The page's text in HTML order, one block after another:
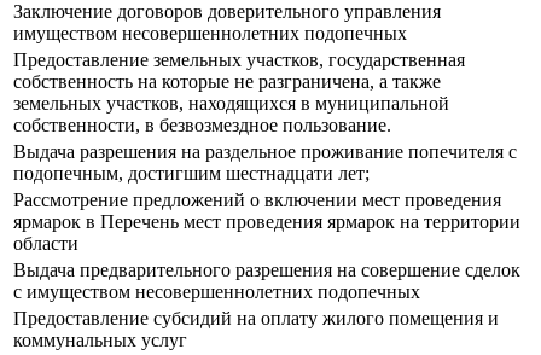
Заключение договоров доверительного управления
имуществом несовершеннолетних подопечных
Предоставление земельных участков, государственная
собственность на которые не разграничена, а также
земельных участков, находящихся в муниципальной
собственности, в безвозмездное пользование.
Выдача разрешения на раздельное проживание попечителя с
подопечным, достигшим шестнадцати лет;
Рассмотрение предложений о включении мест проведения
ярмарок в Перечень мест проведения ярмарок на территории
области
Выдача предварительного разрешения на совершение сделок
с имуществом несовершеннолетних подопечных
Предоставление субсидий на оплату жилого помещения и
коммунальных услуг